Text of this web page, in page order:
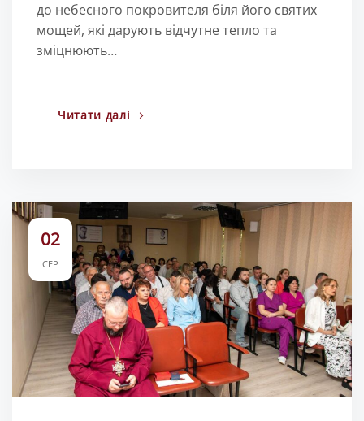
до небесного покровителя біля його святих
мощей, які дарують відчутне тепло та
зміцнюють…
Читати далі
02
СЕР